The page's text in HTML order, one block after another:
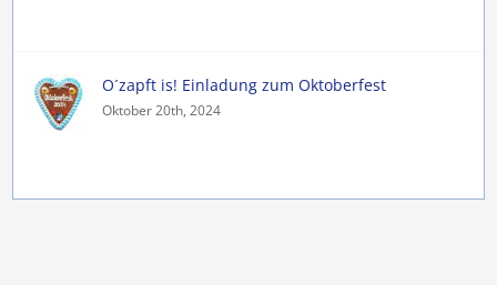
O´zapft is! Einladung zum Oktoberfest
Oktober 20th, 2024